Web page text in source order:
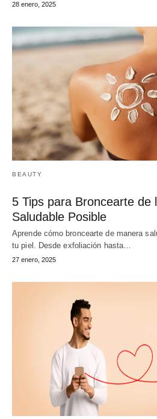
28 enero, 2025
BEAUTY
5 Tips para Broncearte de
Saludable Posible
Aprende cómo broncearte de manera
tu piel. Desde exfoliación hasta…
27 enero, 2025